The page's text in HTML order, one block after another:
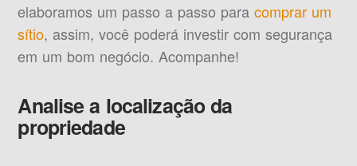
elaboramos um passo a passo paracomprar um
sítio, assim, você poderá investir com segurança
em um bom negócio. Acompanhe!
Analise a localização da
propriedade